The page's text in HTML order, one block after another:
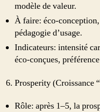
modèle de valeur.
À faire:
pédagogie d’usage.
Indicateurs: intensité
éco‑conçues,
Prosperity (Croissance
Rôle: après 1–5, la